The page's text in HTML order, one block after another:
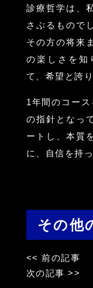
診療哲学は、
さぶるもので
その方の将来
の楽しさを知
て、希望と誇
1年間のコー
の指針となっ
ートし、本質
に、自信を持
その他
<< 前の記事
次の記事 >>